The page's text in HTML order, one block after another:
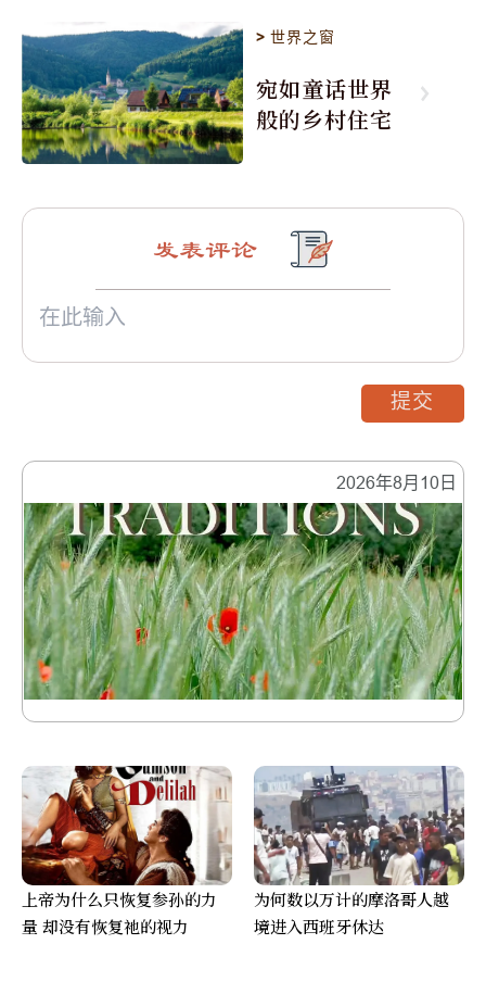
>世界之窗
宛如童话世界
般的乡村住宅
2026年8月10日
发表评论
提交
上帝为什么只恢复参孙的力
量 却没有恢复祂的视力
为何数以万计的摩洛哥人越
境进入西班牙休达